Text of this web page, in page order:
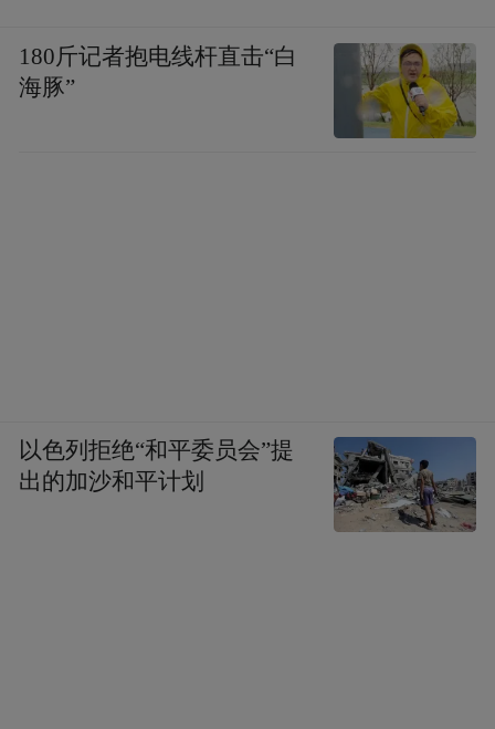
180斤记者抱电线杆直击“白
海豚”
以色列拒绝“和平委员会”提
出的加沙和平计划